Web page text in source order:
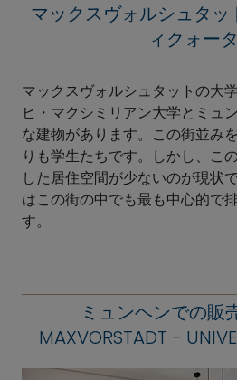
マックスヴォルシュタ
ィクォー
マックスヴォルシュタットの大
ヒ・マクシミリアン大学とミュ
な建物があります。この街並み
りも学生たちです。しかし、こ
した居住空間が少ないのが現状
はこの街の中でも最も中心的で
す。
ミュンヘンでの販
MAXVORSTADT -